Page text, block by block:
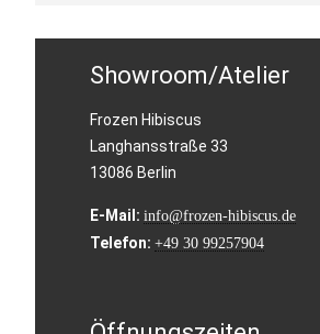
Showroom/Atelier
Frozen Hibiscus
Langhansstraße 33
13086 Berlin
E-Mail: info@frozen-hibiscus.de
Telefon: +49 30 99257904